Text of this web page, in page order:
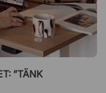
”TÄNK